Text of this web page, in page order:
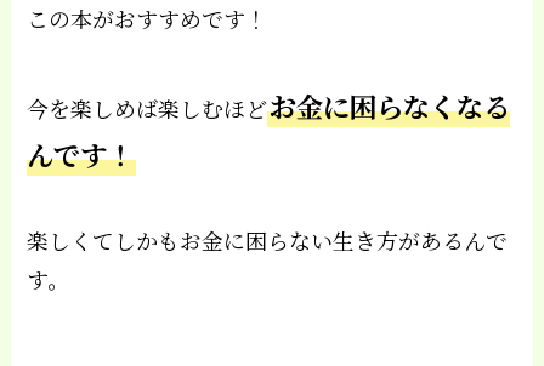
この本がおすすめです！
今を楽しめば楽しむほどお金に困らなくなる
んです！
楽しくてしかもお金に困らない生き方があるんで
す。